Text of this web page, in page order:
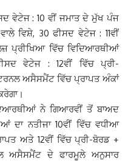
ਵੇਟੇਜ : 10 ਵੀਂ ਜਮਾਤ ਦੇ ਮੁੱਖ ਪੰਜ
ਵਿਸ਼ੇ, 30 ਫੀਸਦ ਵੇਟੇਜ : 11ਵੀਂ
ਪ੍ਰੀਖਿਆ ਵਿੱਚ ਵਿਦਿਆਰਥੀਆਂ
ਵੇਟੇਜ : 12ਵੀਂ ਵਿੱਚ ਪ੍ਰੀ-
ਅਸੈਸਮੈਂਟ ਵਿੱਚ ਪ੍ਰਾਪਤ ਅੰਕਾਂ
ਨੇ ਗਿਆਰਵੀਂ ਤੋਂ ਬਾਅਦ
ਦਾ ਨਤੀਜਾ 10ਵੀਂ ਵਿੱਚ ਵਧੀਆ
ਅਤੇ 12ਵੀਂ ਵਿੱਚ ਪ੍ਰੀ-ਬੋਰਡ +
ਅਸੈਸਮੈਂਟ ਦੇ ਫਾਰਮੂਲੇ ਅਨੁਸਾਰ